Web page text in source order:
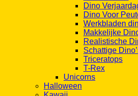
Dino
Dino Voor
Werkbladen
Makkelijke
Realistische
Schattige
Triceratops
T-Rex
Unicorns
Halloween